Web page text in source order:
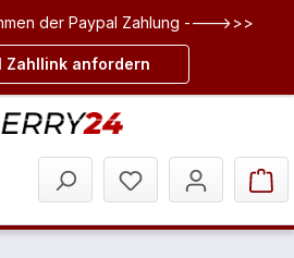
der Paypal Zahlung ---->>>
Zahllink anfordern